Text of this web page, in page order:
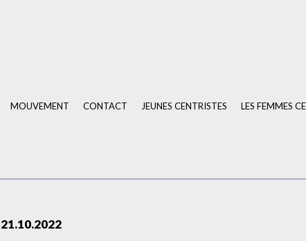
MOUVEMENT CONTACT JEUNES CENTRISTES LES FEMMES
21.10.2022